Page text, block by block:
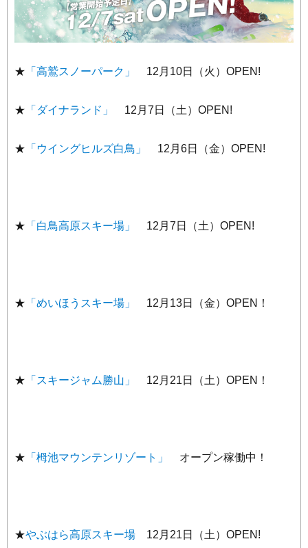
★ 「高鷲スノーパーク」 12月10日（火）OPEN!
★ 「ダイナランド」 12月7日（土）OPEN!
★ 「ウイングヒルズ白鳥」 12月6日（金）OPEN!
★ 「白鳥高原スキー場」 12月7日（土）OPEN!
★ 「めいほうスキー場」 12月13日（金）OPEN！
★ 「スキージャム勝山」 12月21日（土）OPEN！
★ 「栂池マウンテンリゾート」 オープン稼働中！
★やぶはら高原スキー場 12月21日（土）OPEN!